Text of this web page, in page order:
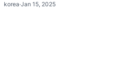
korea·Jan 15, 2025